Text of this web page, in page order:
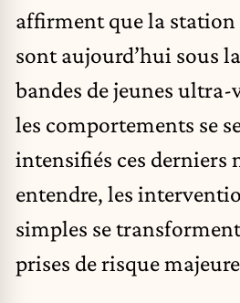
affirment que la station
sont aujourd’hui sous
bandes de jeunes
les comportements se
intensifiés ces derniers
entendre, les
simples se
prises de risque